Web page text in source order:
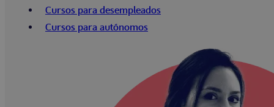
Cursos para desempleados
Cursos para autónomos